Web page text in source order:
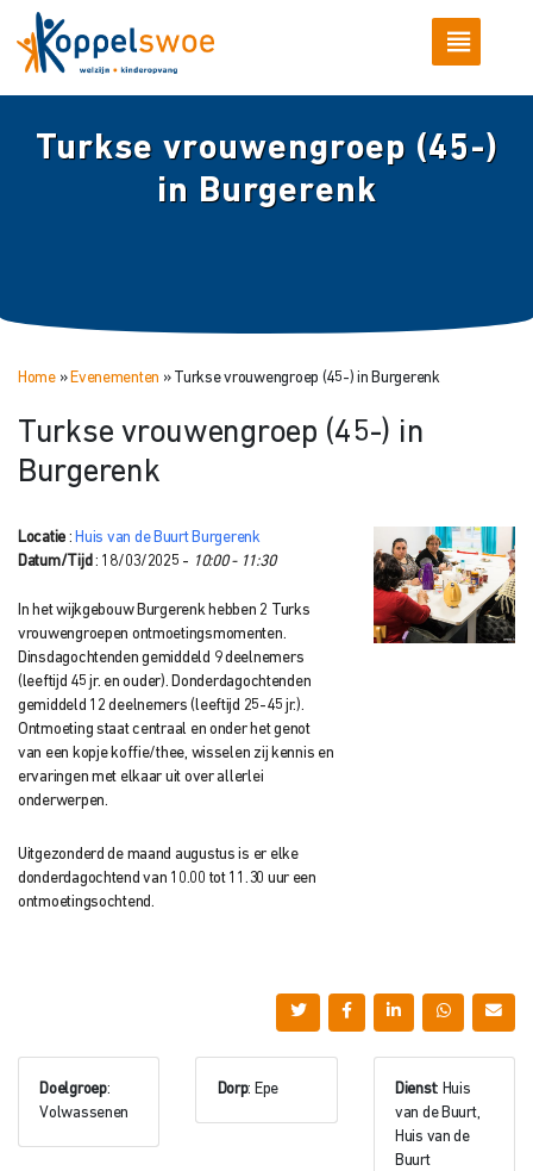
Turkse vrouwengroep (45-)
in Burgerenk
Home» Evenementen » Turkse vrouwengroep (45-) in Burgerenk
Turkse vrouwengroep (45-) in
Burgerenk
Locatie : Huis van de Buurt Burgerenk
Datum/Tijd : 18/03/2025 - 10:00 - 11:30
In het wijkgebouw Burgerenk hebben 2 Turks
vrouwengroepen ontmoetingsmomenten.
Dinsdagochtenden gemiddeld 9 deelnemers
(leeftijd 45 jr. en ouder). Donderdagochtenden
gemiddeld 12 deelnemers (leeftijd 25-45 jr.).
Ontmoeting staat centraal en onder het genot
van een kopje koffie/thee, wisselen zij kennis en
ervaringen met elkaar uit over allerlei
onderwerpen.
Uitgezonderd de maand augustus is er elke
donderdagochtend van 10.00 tot 11.30 uur een
ontmoetingsochtend.
Doelgroep:
Volwassenen
Dorp: Epe Dienst: Huis
van de Buurt,
Huis van de
Buurt